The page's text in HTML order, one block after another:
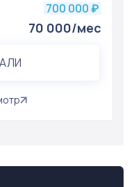
700 000 ₽
70 000/мес